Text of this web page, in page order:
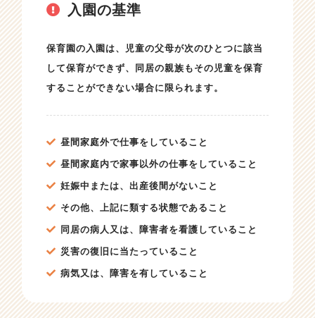
入園の基準
保育園の入園は、児童の父母が次のひとつに該当
して保育ができず、同居の親族もその児童を保育
することができない場合に限られます。
昼間家庭外で仕事をしていること
昼間家庭内で家事以外の仕事をしていること
妊娠中または、出産後間がないこと
その他、上記に類する状態であること
同居の病人又は、障害者を看護していること
災害の復旧に当たっていること
病気又は、障害を有していること